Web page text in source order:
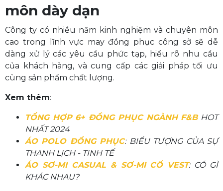
môn dày dạn
Công ty có nhiều năm kinh nghiệm và chuyên môn
cao trong lĩnh vực may đồng phục công sở sẽ dễ
dàng xử lý các yêu cầu phức tạp, hiểu rõ nhu cầu
của khách hàng, và cung cấp các giải pháp tối ưu
cùng sản phẩm chất lượng.
Xem thêm:
TỔNG HỢP 6+ ĐỒNG PHỤC NGÀNH F&BHOT
NHẤT 2024
ÁO POLO ĐỒNG PHỤC: BIỂU TƯỢNG CỦA SỰ
THANH LỊCH - TINH TẾ
ÁO SƠ-MI CASUAL & SƠ-MI CỔ VEST: CÓ GÌ
KHÁC NHAU?